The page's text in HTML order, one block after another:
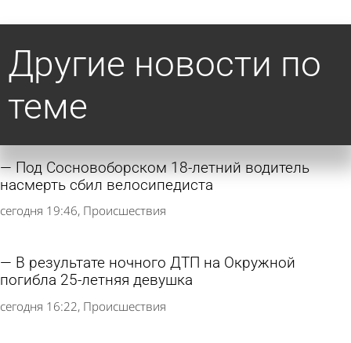
Другие новости по
теме
Под Сосновоборском 18-летний водитель
насмерть сбил велосипедиста
сегодня 19:46 Происшествия
В результате ночного ДТП на Окружной
погибла 25-летняя девушка
сегодня 16:22 Происшествия